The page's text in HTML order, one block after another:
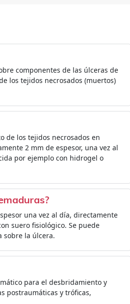
componentes de las úlceras de
los tejidos necrosados (muertos)
de los tejidos necrosados en
2 mm de espesor, una vez al
por ejemplo con hidrogel o
una vez al día, directamente
suero fisiológico. Se puede
sobre la úlcera.
para el desbridamiento y
postraumáticas y tróficas,